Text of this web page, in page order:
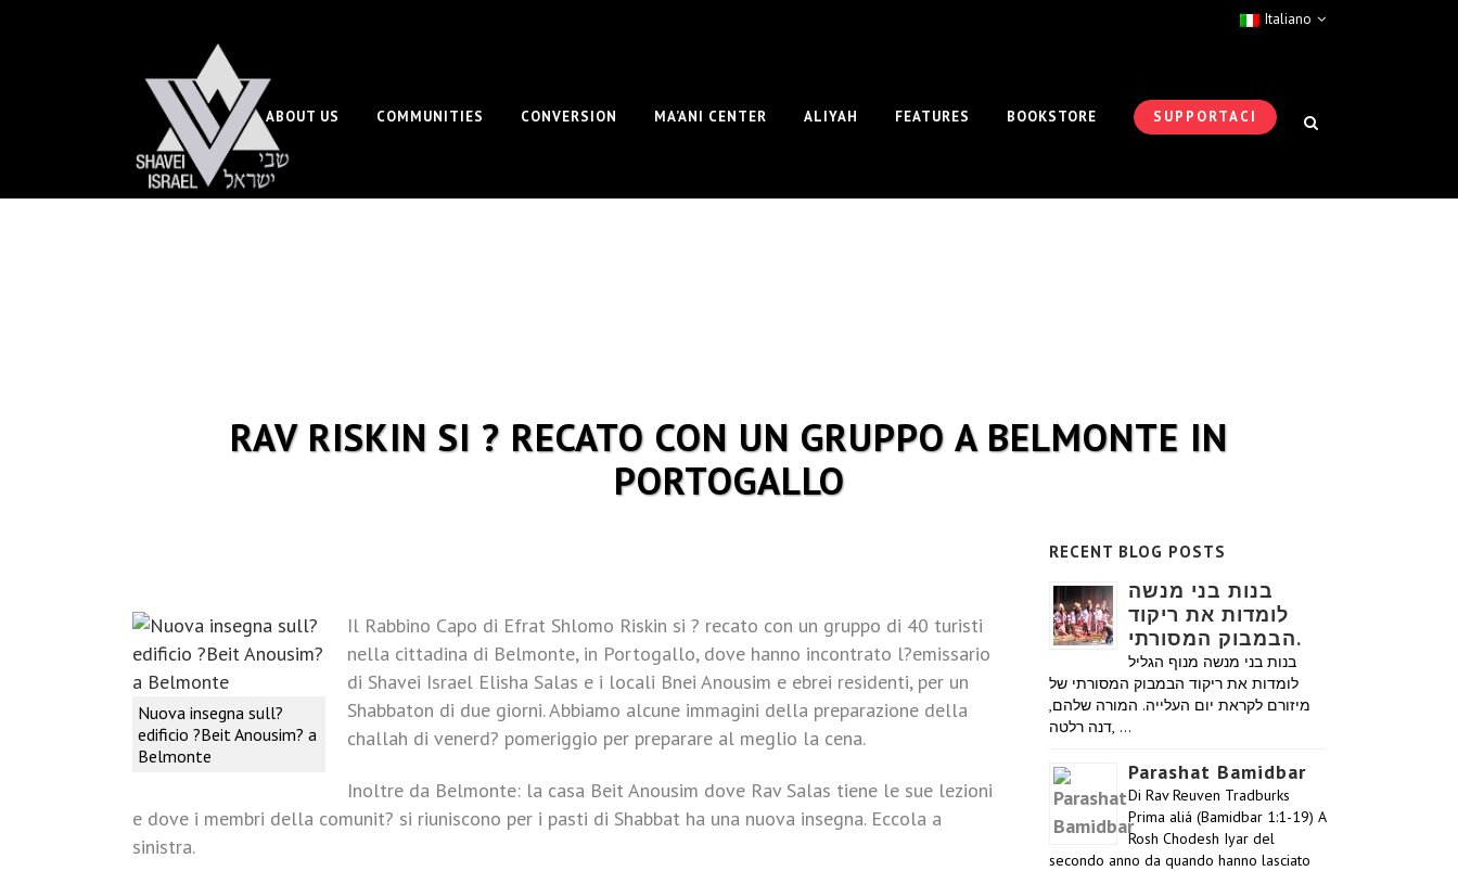
Italiano
SUPPORTACI
ABOUT US COMMUNITIES CONVERSION MA’ANI CENTER ALIYAH FEATURES BOOKSTORE
RAV RISKIN SI ? RECATO CON UN GRUPPO A BELMONTE IN
PORTOGALLO
Nuova insegna sull?
edificio ?Beit Anousim? a
Belmonte
Il Rabbino Capo di Efrat Shlomo Riskin si ? recato con un gruppo di 40 turisti
nella cittadina di Belmonte, in Portogallo, dove hanno incontrato l?emissario
di Shavei Israel Elisha Salas e i locali Bnei Anousim e ebrei residenti, per un
Shabbaton di due giorni. Abbiamo alcune immagini della preparazione della
challah di venerd? pomeriggio per preparare al meglio la cena.
Inoltre da Belmonte: la casa Beit Anousim dove Rav Salas tiene le sue lezioni
e dove i membri della comunit? si riuniscono per i pasti di Shabbat ha una nuova insegna. Eccola a
sinistra.
RECENT BLOG POSTS
בנות בני מנשה
לומדות את ריקוד
הבמבוק המסורתי.
בנות בני מנשה מנוף הגליל
לומדות את ריקוד הבמבוק המסורתי של
מיזורם לקראת יום העלייה. המורה שלהם,
דנה רלטה, …
Parashat Bamidbar
Di Rav Reuven Tradburks
Prima aliá (Bamidbar 1:1-19) A
Rosh Chodesh Iyar del
secondo anno da quando hanno lasciato